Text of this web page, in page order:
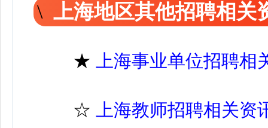
上海地区其他招聘相关
★ 上海事业单位招聘相
☆ 上海教师招聘相关资